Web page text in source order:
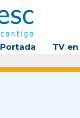
Portada TV